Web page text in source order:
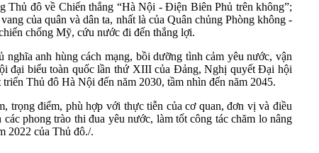
Thủ đô về Chiến thắng “Hà Nội - Điện Biên Phủ trên không”;
của quân và dân ta, nhất là của Quân chủng Phòng không -
chống Mỹ, cứu nước đi đến thắng lợi.
anh hùng cách mạng, bồi dưỡng tình cảm yêu nước, vận
đại biểu toàn quốc lần thứ XIII của Đảng, Nghị quyết Đại hội
Thủ đô Hà Nội đến năm 2030, tầm nhìn đến năm 2045.
trọng điểm, phù hợp với thực tiễn của cơ quan, đơn vị và điều
phong trào thi đua yêu nước, làm tốt công tác chăm lo nâng
2022 của Thủ đô./.